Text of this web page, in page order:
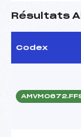
Résultats
Codex